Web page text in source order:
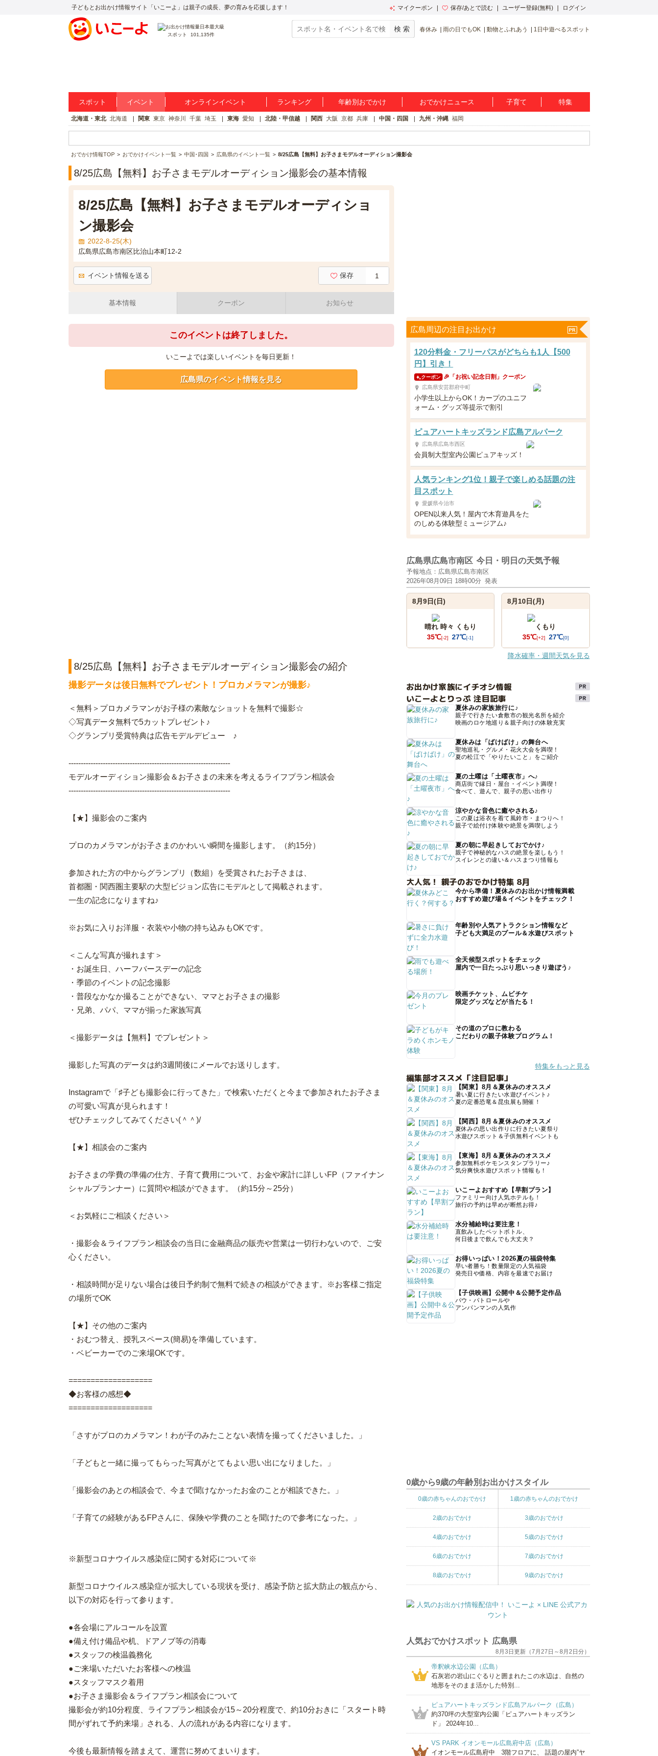
子どもとお出かけ情報サイト「いこーよ」は親子の成長、夢の育みを応援します！ マイクーポン 保存/あとで読む ユーザー登録(無料) ログイン
スポット 101,135件
春休み 雨の日でもOK 動物とふれあう 1日中遊べるスポット
スポット イベント オンラインイベント ランキング 年齢別おでかけ おでかけニュース 子育て 特集
北海道・東北 北海道 関東 東京 神奈川 千葉 埼玉 東海 愛知 北陸・甲信越 関西 大阪 京都 兵庫 中国・四国 九州・沖縄 福岡
おでかけ情報TOP おでかけイベント一覧 中国･四国 広島県のイベント一覧 8/25広島【無料】お子さまモデルオーディション撮影会
8/25広島【無料】お子さまモデルオーディション撮影会の基本情報
8/25広島【無料】お子さまモデルオーディショ
ン撮影会
2022-8-25(木)
広島県広島市南区比治山本町12-2
イベント情報を送る 保存 1
基本情報 クーポン お知らせ
このイベントは終了しました。
いこーよでは楽しいイベントを毎日更新！
広島県のイベント情報を見る
8/25広島【無料】お子さまモデルオーディション撮影会の紹介
撮影データは後日無料でプレゼント！プロカメラマンが撮影♪
＜無料＞プロカメラマンがお子様の素敵なショットを無料で撮影☆
◇写真データ無料で5カットプレゼント♪
◇グランプリ受賞特典は広告モデルデビュー ♪
------------------------------------------------------------------
モデルオーディション撮影会＆お子さまの未来を考えるライフプラン相談会
------------------------------------------------------------------
【★】撮影会のご案内
プロのカメラマンがお子さまのかわいい瞬間を撮影します。（約15分）
参加された方の中からグランプリ（数組）を受賞されたお子さまは、
首都圏・関西圏主要駅の大型ビジョン広告にモデルとして掲載されます。
一生の記念になりますね♪
※お気に入りお洋服・衣装や小物の持ち込みもOKです。
＜こんな写真が撮れます＞
・お誕生日、ハーフバースデーの記念
・季節のイベントの記念撮影
・普段なかなか撮ることができない、ママとお子さまの撮影
・兄弟、パパ、ママが揃った家族写真
＜撮影データは【無料】でプレゼント＞
撮影した写真のデータは約3週間後にメールでお送りします。
Instagramで「♯子ども撮影会に行ってきた」で検索いただくと今まで参加されたお子さま
の可愛い写真が見られます！
ぜひチェックしてみてください(＾＾)/
【★】相談会のご案内
お子さまの学費の準備の仕方、子育て費用について、お金や家計に詳しいFP（ファイナン
シャルプランナー）に質問や相談ができます。（約15分～25分）
＜お気軽にご相談ください＞
・撮影会＆ライフプラン相談会の当日に金融商品の販売や営業は一切行わないので、ご安
心ください。
・相談時間が足りない場合は後日予約制で無料で続きの相談ができます。※お客様ご指定
の場所でOK
【★】その他のご案内
・おむつ替え、授乳スペース(簡易)を準備しています。
・ベビーカーでのご来場OKです。
===================
◆お客様の感想◆
===================
「さすがプロのカメラマン！わが子のみたことない表情を撮ってくださいました。」
「子どもと一緒に撮ってもらった写真がとてもよい思い出になりました。」
「撮影会のあとの相談会で、今まで聞けなかったお金のことが相談できた。」
「子育ての経験があるFPさんに、保険や学費のことを聞けたので参考になった。」
※新型コロナウイルス感染症に関する対応について※
新型コロナウイルス感染症が拡大している現状を受け、感染予防と拡大防止の観点から、
以下の対応を行って参ります。
●各会場にアルコールを設置
●備え付け備品や机、ドアノブ等の消毒
●スタッフの検温義務化
●ご来場いただいたお客様への検温
●スタッフマスク着用
●お子さま撮影会＆ライフプラン相談会について
撮影会が約10分程度、ライフプラン相談会が15～20分程度で、約10分おきに「スタート時
間がずれて予約来場」される、人の流れがある内容になります。
今後も最新情報を踏まえて、運営に努めてまいります。
広島周辺の注目お出かけ
120分料金・フリーパスがどちらも1人【500
円】引き！
クーポン 🎉「お祝い記念日割」クーポン
広島県安芸郡府中町
小学生以上からOK！カープのユニフ
ォーム・グッズ等提示で割引
ピュアハートキッズランド広島アルパーク
広島県広島市西区
会員制大型室内公園ピュアキッズ！
人気ランキング1位！親子で楽しめる話題の注
目スポット
愛媛県今治市
OPEN以来人気！屋内で木育遊具をた
のしめる体験型ミュージアム♪
広島県広島市南区 今日・明日の天気予報
予報地点：広島県広島市南区
2026年08月09日 18時00分 発表
8月9日(日)
晴れ 時々 くもり
35℃[-2] 27℃[-1]
8月10日(月)
くもり
35℃[+2] 27℃[0]
降水確率・週間天気を見る
お出かけ家族にイチオシ情報
いこーよとりっぷ 注目記事
夏休みの家族旅行に♪
親子で行きたい倉敷市の観光名所を紹介
映画のロケ地巡り＆親子向けの体験充実
夏休みは「ばけばけ」の舞台へ
聖地巡礼・グルメ・花火大会を満喫！
夏の松江で「やりたいこと」をご紹介
夏の土曜は「土曜夜市」へ♪
商店街で縁日・屋台・イベント満喫！
食べて、遊んで、親子の思い出作り
涼やかな音色に癒やされる♪
この夏は浴衣を着て風鈴市・まつりへ！
親子で絵付け体験や絶景を満喫しよう
夏の朝に早起きしておでかけ♪
親子で神秘的なハスの絶景を楽しもう！
スイレンとの違い＆ハスまつり情報も
大人気！ 親子のおでかけ特集 8月
今から準備！夏休みのお出かけ情報満載
おすすめ遊び場＆イベントをチェック！
年齢別や人気アトラクション情報など
子ども大満足のプール＆水遊びスポット
全天候型スポットをチェック
屋内で一日たっぷり思いっきり遊ぼう♪
映画チケット、ムビチケ
限定グッズなどが当たる！
その道のプロに教わる
こだわりの親子体験プログラム！
特集をもっと見る
編集部オススメ「注目記事」
【関東】8月＆夏休みのオススメ
暑い夏に行きたい水遊びイベント♪
夏の定番恐竜＆昆虫展も開催！
【関西】8月＆夏休みのオススメ
夏休みの思い出作りに行きたい夏祭り
水遊びスポット＆子供無料イベントも
【東海】8月＆夏休みのオススメ
参加無料ポケモンスタンプラリー♪
気分爽快水遊びスポット情報も！
いこーよおすすめ【早割プラン】
ファミリー向け人気ホテルも！
旅行の予約は早めが断然お得♪
水分補給時は要注意！
直飲みしたペットボトル、
何日後まで飲んでも大丈夫？
お得いっぱい！2026夏の福袋特集
早い者勝ち！数量限定の人気福袋
発売日や価格、内容を最速でお届け
【子供映画】公開中＆公開予定作品
パウ・パトロールや
アンパンマンの人気作
0歳から9歳の年齢別お出かけスタイル
0歳の赤ちゃんのおでかけ 1歳の赤ちゃんのおでかけ
2歳のおでかけ 3歳のおでかけ
4歳のおでかけ 5歳のおでかけ
6歳のおでかけ 7歳のおでかけ
8歳のおでかけ 9歳のおでかけ
人気おでかけスポット 広島県
8月3日更新（7月27日～8月2日分）
1
帝釈峡水辺公園（広島）
石灰岩の岩山にぐるりと囲まれたこの水辺は、自然の
地形をそのまま活かした特別...
2
ピュアハートキッズランド広島アルパーク（広島）
約370坪の大型室内公園「ピュアハートキッズラン
ド」 2024年10...
3
VS PARK イオンモール広島府中店（広島）
イオンモール広島府中 3階フロアに、 話題の屋内”ヤ